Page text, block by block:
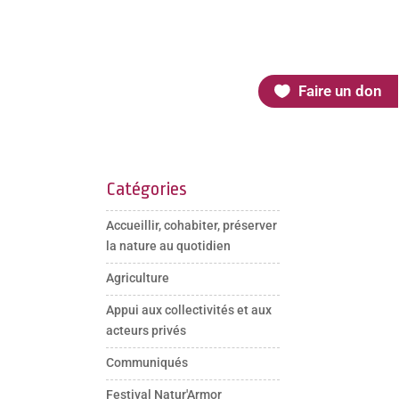
Faire un don
Catégories
Accueillir, cohabiter, préserver
la nature au quotidien
Agriculture
Appui aux collectivités et aux
acteurs privés
Communiqués
Festival Natur'Armor